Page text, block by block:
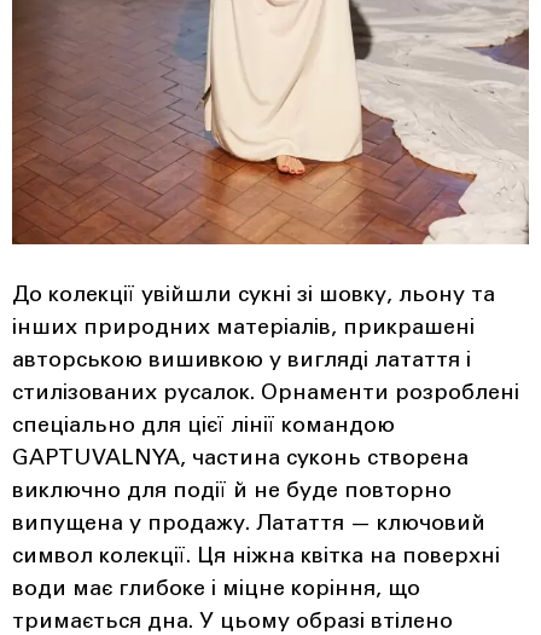
До колекції увійшли сукні зі шовку, льону та
інших природних матеріалів, прикрашені
авторською вишивкою у вигляді латаття і
стилізованих русалок. Орнаменти розроблені
спеціально для цієї лінії командою
GAPTUVALNYA, частина суконь створена
виключно для події й не буде повторно
випущена у продажу. Латаття — ключовий
символ колекції. Ця ніжна квітка на поверхні
води має глибоке і міцне коріння, що
тримається дна. У цьому образі втілено